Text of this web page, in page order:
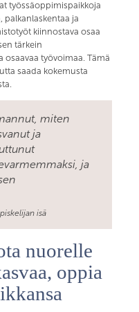
työssäoppimispaikkoja
palkanlaskentaa ja
kiinnostava osaa
tärkein
työvoimaa. Tämä
saada kokemusta
miten
ja
ja
isä
nuorelle
oppia